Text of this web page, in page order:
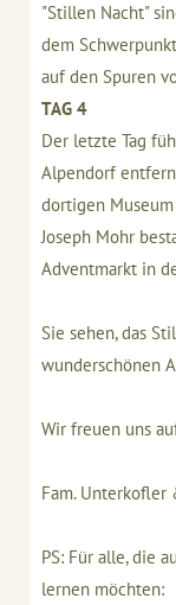
"Stillen Nacht"
dem
auf den Spuren
TAG 4
Der letzte Tag
Alpendorf
dortigen
Joseph Mohr
Adventmarkt in
Sie sehen, das
wunderschönen
Wir freuen uns
Fam. Unterkofler
PS: Für alle, die
lernen möchten: